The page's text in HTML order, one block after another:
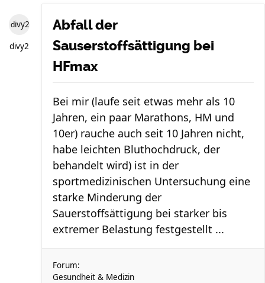
divy2
divy2
Abfall der
Sauserstoffsättigung bei
HFmax
Bei mir (laufe seit etwas mehr als 10
Jahren, ein paar Marathons, HM und
10er) rauche auch seit 10 Jahren nicht,
habe leichten Bluthochdruck, der
behandelt wird) ist in der
sportmedizinischen Untersuchung eine
starke Minderung der
Sauerstoffsättigung bei starker bis
extremer Belastung festgestellt ...
Forum:
Gesundheit & Medizin